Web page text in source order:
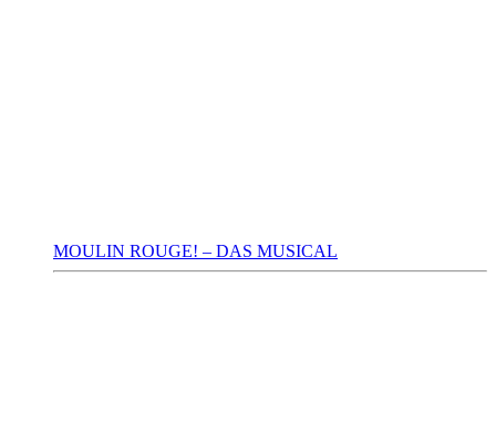
MOULIN ROUGE! – DAS MUSICAL